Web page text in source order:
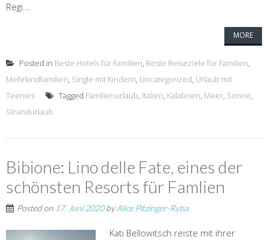
Regi...
MORE
Posted in Beste Hotels für Familien, Beste Reiseziele für Familien,
Mehrkindfamilien, Single mit Kindern, Uncategorized, Urlaub mit
Teenies
Tagged Familienurlaub, Italien, Kalabrien, Meer, Sonne,
Strandurlaub
Bibione: Lino delle Fate, eines der
schönsten Resorts für Famlien
Posted on 17. Juni 2020byAlice Pitzinger-Ryba
Kati Bellowitsch reiste mit ihrer